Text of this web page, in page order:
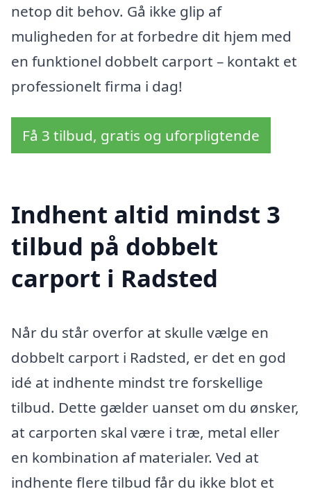
netop dit behov. Gå ikke glip af
muligheden for at forbedre dit hjem med
en funktionel dobbelt carport – kontakt et
professionelt firma i dag!
Få 3 tilbud, gratis og uforpligtende
Indhent altid mindst 3
tilbud på dobbelt
carport i Radsted
Når du står overfor at skulle vælge en
dobbelt carport i Radsted, er det en god
idé at indhente mindst tre forskellige
tilbud. Dette gælder uanset om du ønsker,
at carporten skal være i træ, metal eller
en kombination af materialer. Ved at
indhente flere tilbud får du ikke blot et